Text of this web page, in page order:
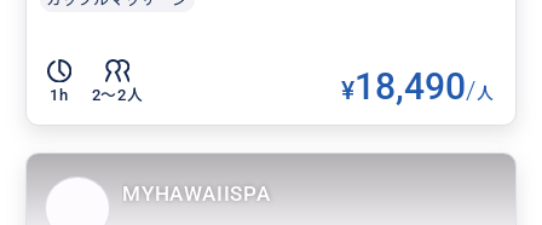
1h 2〜2人 ¥18,490/人
MYHAWAIISPA